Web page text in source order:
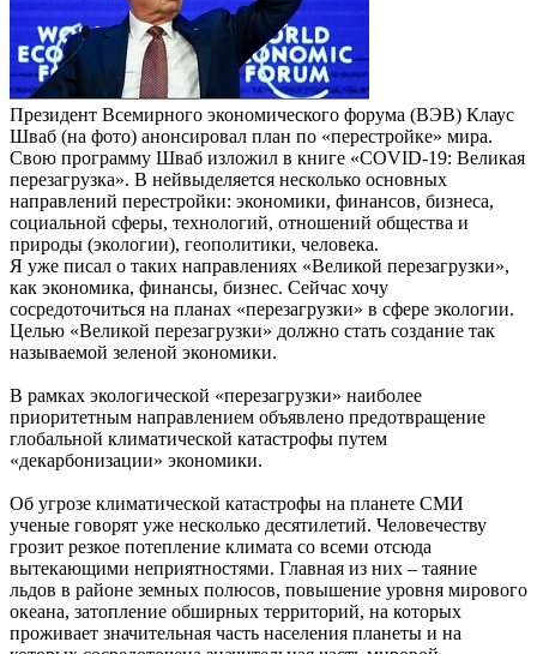
Президент Всемирного экономического форума (ВЭВ) Клаус
Шваб (на фото) анонсировал план по «перестройке» мира.
Свою программу Шваб изложил в книге «COVID-19: Великая
перезагрузка». В нейвыделяется несколько основных
направлений перестройки: экономики, финансов, бизнеса,
социальной сферы, технологий, отношений общества и
природы (экологии), геополитики, человека.
Я уже писал о таких направлениях «Великой перезагрузки»,
как экономика, финансы, бизнес. Сейчас хочу
сосредоточиться на планах «перезагрузки» в сфере экологии.
Целью «Великой перезагрузки» должно стать создание так
называемой зеленой экономики.
В рамках экологической «перезагрузки» наиболее
приоритетным направлением объявлено предотвращение
глобальной климатической катастрофы путем
«декарбонизации» экономики.
Об угрозе климатической катастрофы на планете СМИ
ученые говорят уже несколько десятилетий. Человечеству
грозит резкое потепление климата со всеми отсюда
вытекающими неприятностями. Главная из них – таяние
льдов в районе земных полюсов, повышение уровня мирового
океана, затопление обширных территорий, на которых
проживает значительная часть населения планеты и на